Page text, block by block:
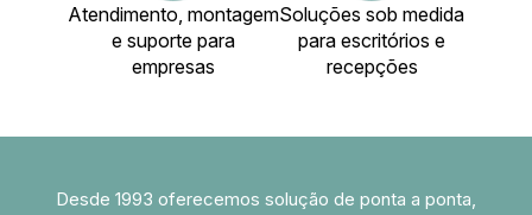
Atendimento, montagem
e suporte para
empresas
Soluções sob medida
para escritórios e
recepções
Desde 1993 oferecemos solução de ponta a ponta,